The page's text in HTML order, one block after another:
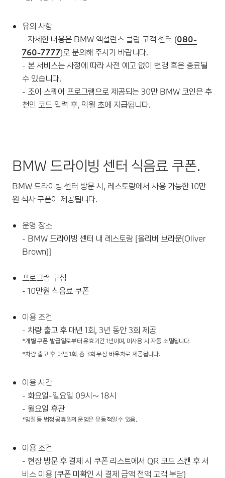
유의 사항
- 자세한 내용은 BMW 엑설런스 클럽 고객 센터 (080-
760-7777)로 문의해 주시기 바랍니다.
- 본 서비스는 사정에 따라 사전 예고 없이 변경 혹은 종료될
수 있습니다.
- 조이 스퀘어 프로그램으로 제공되는 30만 BMW 코인은 추
천인 코드 입력 후, 익월 초에 지급됩니다.
BMW 드라이빙 센터 식음료 쿠폰.
BMW 드라이빙 센터 방문 시, 레스토랑에서 사용 가능한 10만
원 식사 쿠폰이 제공됩니다.
운영 장소
- BMW 드라이빙 센터 내 레스토랑 [올리버 브라운(Oliver
Brown)]
프로그램 구성
- 10만원 식음료 쿠폰
이용 조건
- 차량 출고 후 매년 1회, 3년 동안 3회 제공
*개별 쿠폰 발급일로부터 유효기간 1년이며, 미사용 시 자동 소멸됩니다.
*차량 출고 후 매년 1회, 총 3회 무상 바우처로 제공됩니다.
이용 시간
- 화요일-일요일 09시~ 18시
- 월요일 휴관
*명절 등 법정 공휴일의 운영은 유동적일 수 있음.
이용 조건
- 현장 방문 후 결제 시 쿠폰 리스트에서 QR 코드 스캔 후 서
비스 이용 (쿠폰 미확인 시 결제 금액 전액 고객 부담)